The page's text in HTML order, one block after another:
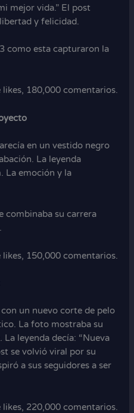
mejor vida.” El post
y felicidad.
como esta capturaron la
180,000 comentarios.
en un vestido negro
La leyenda
La emoción y la
combinaba su carrera
150,000 comentarios.
un nuevo corte de pelo
La foto mostraba su
leyenda decía: “Nueva
se volvió viral por su
a sus seguidores a ser
220,000 comentarios.